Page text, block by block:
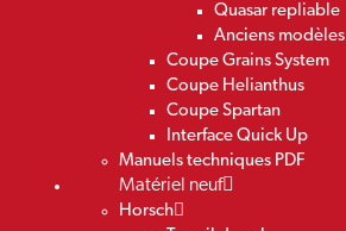
Quasar repliable
Anciens modèles
Coupe Grains System
Coupe Helianthus
Coupe Spartan
Interface Quick Up
Manuels techniques PDF
Matériel neuf
Horsch